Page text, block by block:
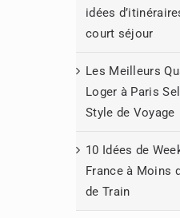
idées
court séjour
Les Meilleurs
Loger à Paris
Style de Voyage
10 Idées de
France à Moins
de Train